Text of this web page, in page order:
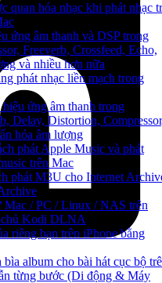
quan hóa nhạc khi phát nhạc
ứng âm thanh và DSP trong
Freeverb, Crossfeed, Echo,
và nhiều hơn nữa
phát nhạc liền mạch trong
ứng âm thanh trong
Delay, Distortion,
hóa âm lượng
phát Apple Music và phát
trên Mac
phát M3U cho Internet
Mac / PC / Linux / NAS trên
chủ Kodi DLNA
riêng bạn trên iPhone bằng
bìa album cho bài hát cục bộ
từng bước (Di động & Máy